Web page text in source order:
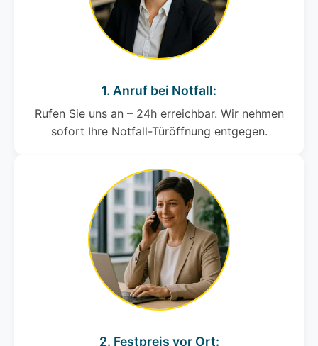
1. Anruf bei Notfall:
Rufen Sie uns an – 24h erreichbar. Wir nehmen
sofort Ihre Notfall-Türöffnung entgegen.
2. Festpreis vor Ort: